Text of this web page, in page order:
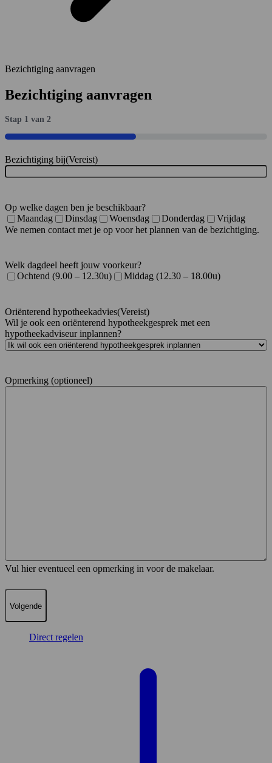
Bezichtiging aanvragen
Bezichtiging aanvragen
Stap 1 van 2
50%
Bezichtiging bij(Vereist)
Op welke dagen ben je beschikbaar?
Maandag
Dinsdag Woensdag Donderdag
Vrijdag
We nemen contact met je op voor het plannen van de bezichtiging.
Welk dagdeel heeft jouw voorkeur?
Ochtend (9.00 – 12.30u)
Middag (12.30 – 18.00u)
Oriënterend hypotheekadvies(Vereist)
Wil je ook een oriënterend hypotheekgesprek met een
hypotheekadviseur inplannen?
Opmerking (optioneel)
Vul hier eventueel een opmerking in voor de makelaar.
Direct regelen